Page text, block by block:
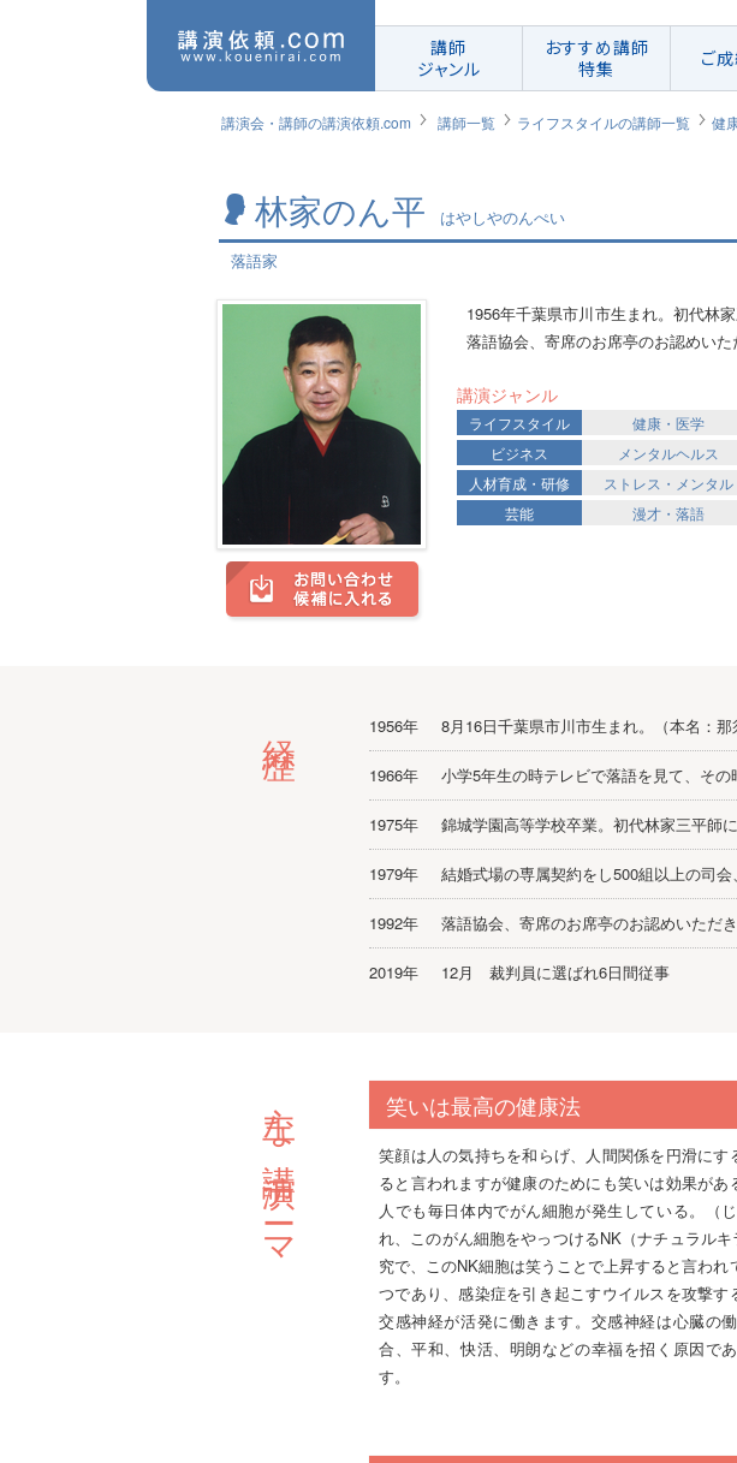
講師
ジャンル
おすすめ講師
特集
ご
講演会・講師の講演依頼.com 講師一覧 ライフスタイルの講師一覧 健
林家のん平 はやしやのんぺい
落語家
1956年千葉県市川市生まれ。初代林
落語協会、寄席のお席亭のお認めいた
講演ジャンル
ライフスタイル
健康・医学
ビジネス
メンタルヘルス
人材育成・研修
ストレス・メンタル
芸能
漫才・落語
1956年 8月16日千葉県市川市生まれ。（本名：那
1966年 小学5年生の時テレビで落語を見て、その
1975年 錦城学園高等学校卒業。初代林家三平師
1979年 結婚式場の専属契約をし500組以上の司
1992年 落語協会、寄席のお席亭のお認めいただ
2019年 12月 裁判員に選ばれ6日間従事
主な講演テーマ 笑いは最高の健康法
笑顔は人の気持ちを和らげ、人間関係を円滑に
ると言われますが健康のためにも笑いは効果が
人でも毎日体内でがん細胞が発生している。（
れ、このがん細胞をやっつけるNK（ナチュラル
究で、このNK細胞は笑うことで上昇すると言わ
つであり、感染症を引き起こすウイルスを攻撃
交感神経が活発に働きます。交感神経は心臓の
合、平和、快活、明朗などの幸福を招く原因で
す。